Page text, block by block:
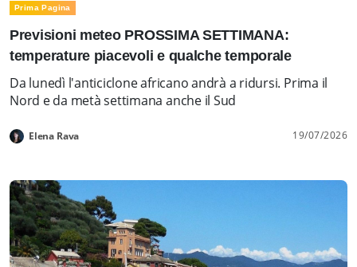
Prima Pagina
Previsioni meteo PROSSIMA SETTIMANA:
temperature piacevoli e qualche temporale
Da lunedì l'anticiclone africano andrà a ridursi. Prima il
Nord e da metà settimana anche il Sud
Elena Rava 19/07/2026